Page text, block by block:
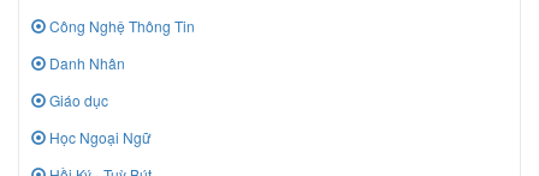
Công Nghệ Thông Tin
Danh Nhân
Giáo dục
Học Ngoại Ngữ